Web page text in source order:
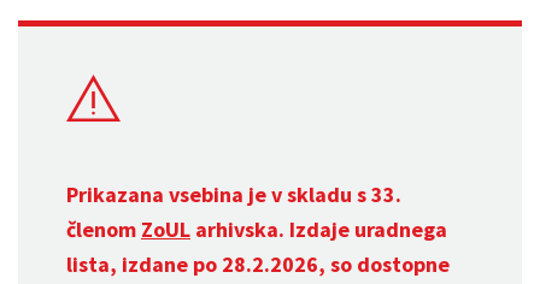
Prikazana vsebina je v skladu s 33.
členom ZoUL arhivska. Izdaje uradnega
lista, izdane po 28.2.2026, so dostopne